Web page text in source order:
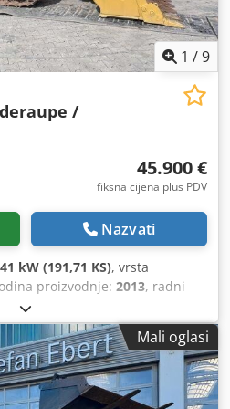
1 /9
/
45.900 €
fiksna cijena plus PDV
Nazvati
kW (191,71 KS), vrsta
proizvodnje: 2013, radni
Masa praznog vozila:
obratite se Emal Jaweed.
godina proizvodnje: 2013,
dužina: 6941 mm, širina: 2400
20220 kg, Euro III a,
brzina: 10 km/h,
Mali oglasi